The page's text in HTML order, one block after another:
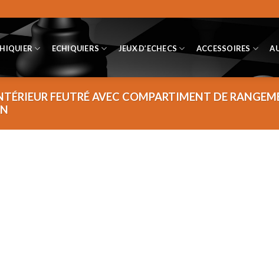
ECHIQUIERS JEUX D’ECHECS ACCESSOIRES
FEUTRÉ AVEC COMPARTIMENT DE